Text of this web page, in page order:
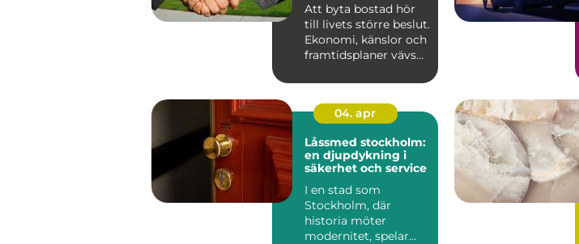
Att byta bostad hör
till livets större beslut.
Ekonomi, känslor och
framtidsplaner vävs
04. apr
Låssmed stockholm:
en djupdykning i
säkerhet och service
I en stad som
Stockholm, där
historia möter
modernitet, spelar